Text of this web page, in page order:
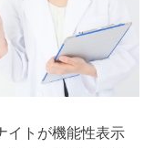
イトが機能性表示